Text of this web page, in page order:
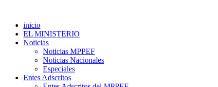
inicio
EL MINISTERIO
Noticias
Noticias MPPEF
Noticias Nacionales
Especiales
Entes Adscritos